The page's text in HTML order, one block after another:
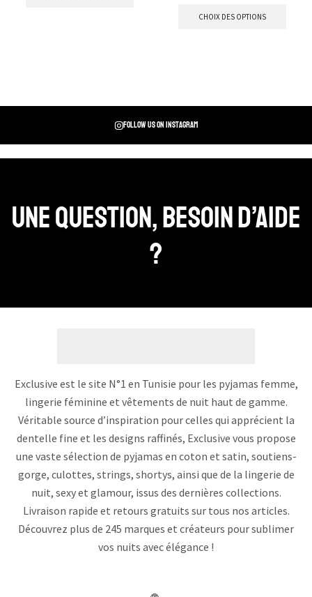
CHOIX DES OPTIONS
Follow us on instagram
Une question, Besoin d’aide
?
Exclusive est le site N°1 en Tunisie pour les pyjamas femme,
lingerie féminine et vêtements de nuit haut de gamme.
Véritable source d’inspiration pour celles qui apprécient la
dentelle fine et les designs raffinés, Exclusive vous propose
une vaste sélection de pyjamas en coton et satin, soutiens-
gorge, culottes, strings, shortys, ainsi que de la lingerie de
nuit, sexy et glamour, issus des dernières collections.
Livraison rapide et retours gratuits sur tous nos articles.
Découvrez plus de 245 marques et créateurs pour sublimer
vos nuits avec élégance !